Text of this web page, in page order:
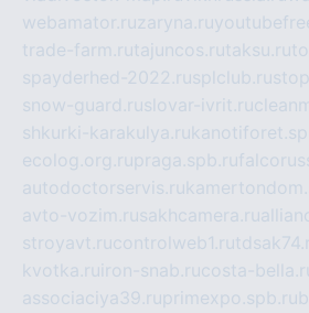
webamator.ruzaryna.ru
trade-farm.rutajuncos.rutaksu.ru
spayderhed-2022.rusplclub.ru
snow-guard.ruslovar-ivrit.ru
shkurki-karakulya.ru
ecolog.org.rupraga.spb.ru
autodoctorservis.ru
avto-vozim.rusakhcamera.ru
stroyavt.rucontrolweb1.ru
kvotka.ru iron-snab.rucosta-
associaciya39.ruprimexpo.spb.ru